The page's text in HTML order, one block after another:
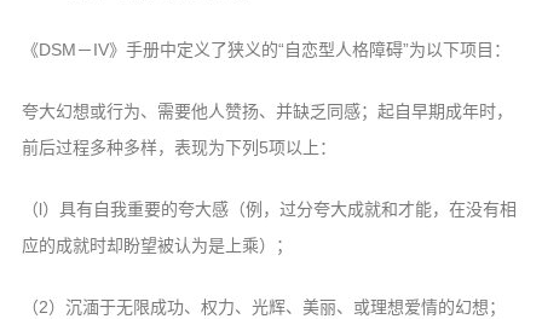
《DSM－IV》手册中定义了狭义的“自恋型人格障碍”为以下项目：
夸大幻想或行为、需要他人赞扬、并缺乏同感；起自早期成年时，
前后过程多种多样，表现为下列5项以上：
（l）具有自我重要的夸大感（例，过分夸大成就和才能，在没有相
应的成就时却盼望被认为是上乘）；
（2）沉湎于无限成功、权力、光辉、美丽、或理想爱情的幻想；